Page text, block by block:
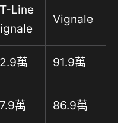
Line
Vignale
萬 91.9萬
萬 86.9萬